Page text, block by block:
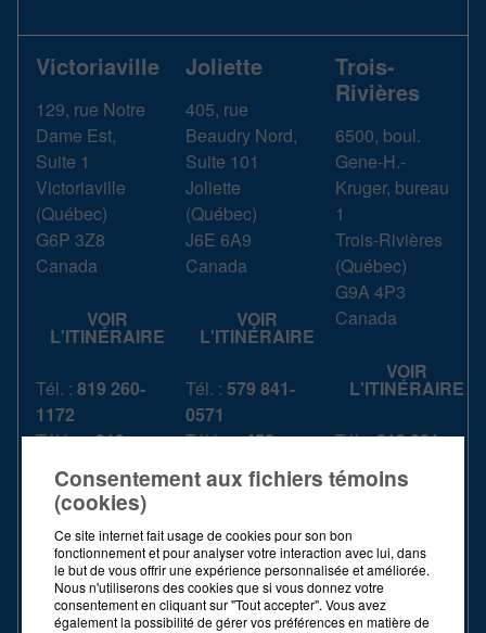
Victoriaville
129, rue Notre
Dame Est,
Suite 1
Victoriaville
(Québec)
G6P 3Z8
Canada
VOIR
L'ITINÉRAIRE
Tél. : 819 260-
1172
Téléc. :819
604-1193
S. Frais :1 844
739-3439
HEURES
D'OUVERTURE
Joliette
405, rue
Beaudry Nord,
Suite 101
Joliette
(Québec)
J6E 6A9
Canada
VOIR
L'ITINÉRAIRE
Tél. : 579 841-
0571
Téléc. :450-
759-7079
S. Frais :1 844
HEURES
D'OUVERTURE
Trois-
Rivières
6500, boul.
Gene-H.-
Kruger, bureau
1
Trois-Rivières
(Québec)
G9A 4P3
Canada
VOIR
L'ITINÉRAIRE
Tél. :819 801-
9797
Téléc. :819
S. Frais :1 844
739-3439
HEURES
Consentement aux fichiers témoins
(cookies)
Ce site internet fait usage de cookies pour son bon
fonctionnement et pour analyser votre interaction avec lui, dans
le but de vous offrir une expérience personnalisée et améliorée.
Nous n'utiliserons des cookies que si vous donnez votre
consentement en cliquant sur "Tout accepter". Vous avez
également la possibilité de gérer vos préférences en matière de